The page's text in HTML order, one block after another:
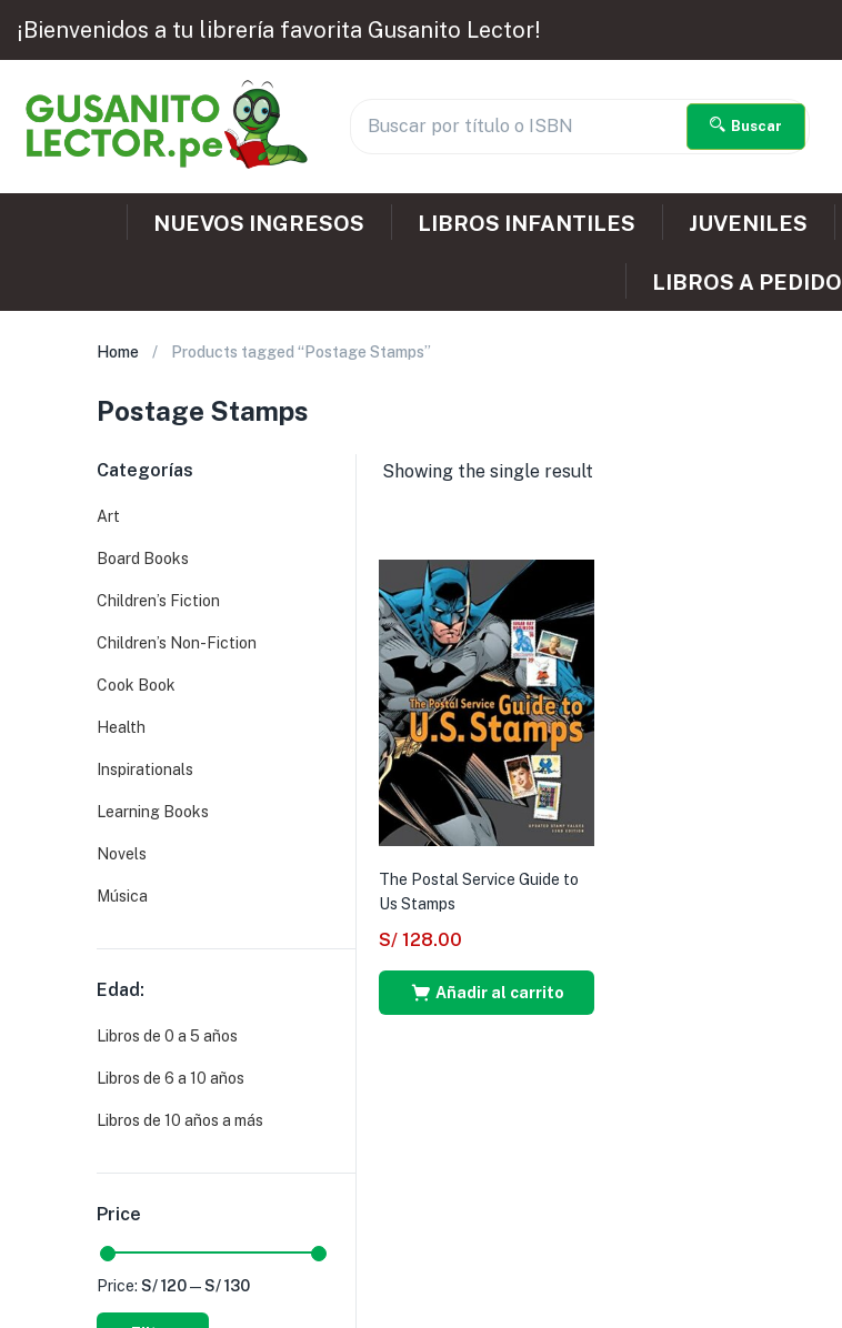
¡Bienvenidos a tu librería favorita Gusanito Lector!
Buscar
NUEVOS INGRESOS LIBROS INFANTILES JUVENILES
LIBROS A PEDIDO
Home Products tagged “Postage Stamps”
Postage Stamps
Showing the single result
The Postal Service Guide to
Us Stamps
S/ 128.00
Añadir al carrito
Categorías
Art
Board Books
Children’s Fiction
Children’s Non-Fiction
Cook Book
Health
Inspirationals
Learning Books
Novels
Música
Edad:
Libros de 0 a 5 años
Libros de 6 a 10 años
Libros de 10 años a más
Price
Price: S/ 120—S/ 130